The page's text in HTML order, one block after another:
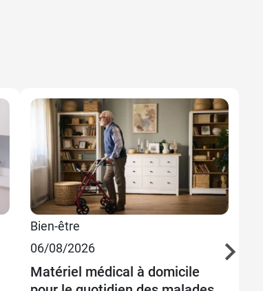
Bien-être
06/08/2026
Matériel médical à domicile